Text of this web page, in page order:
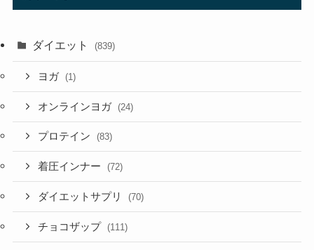
ダイエット (839)
ヨガ (1)
オンラインヨガ (24)
プロテイン (83)
着圧インナー (72)
ダイエットサプリ (70)
チョコザップ (111)